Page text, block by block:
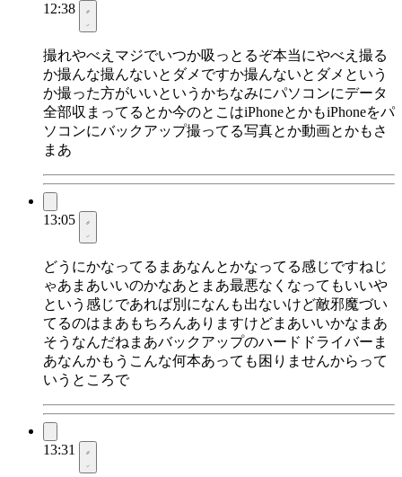
12:38
撮れやべえマジでいつか吸っとるぞ本当にやべえ撮る
か撮んな撮んないとダメですか撮んないとダメという
か撮った方がいいというかちなみにパソコンにデータ
全部収まってるとか今のとこはiPhoneとかもiPhoneをパ
ソコンにバックアップ撮ってる写真とか動画とかもさ
まあ
13:05
どうにかなってるまあなんとかなってる感じですねじ
ゃあまあいいのかなあとまあ最悪なくなってもいいや
という感じであれば別になんも出ないけど敵邪魔づい
てるのはまあもちろんありますけどまあいいかなまあ
そうなんだねまあバックアップのハードドライバーま
あなんかもうこんな何本あっても困りませんからって
いうところで
13:31